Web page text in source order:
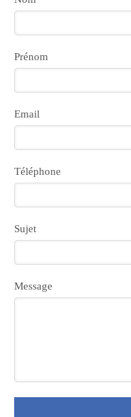
Prénom
Email
Téléphone
Sujet
Message